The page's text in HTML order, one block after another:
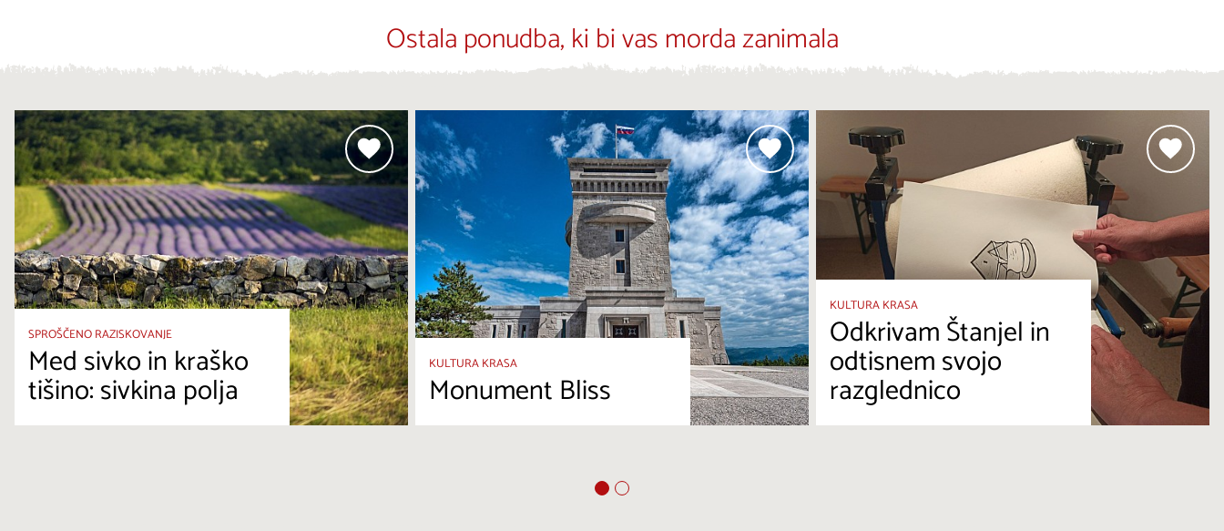
Ostala ponudba, ki bi vas morda zanimala
SPROŠČENO RAZISKOVANJE
Med sivko in kraško
tišino: sivkina polja
KULTURA KRASA
Monument Bliss
KULTURA KRASA
Odkrivam Štanjel in
odtisnem svojo
razglednico